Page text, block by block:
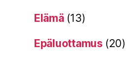
Elämä(13)
Epäluottamus (20)